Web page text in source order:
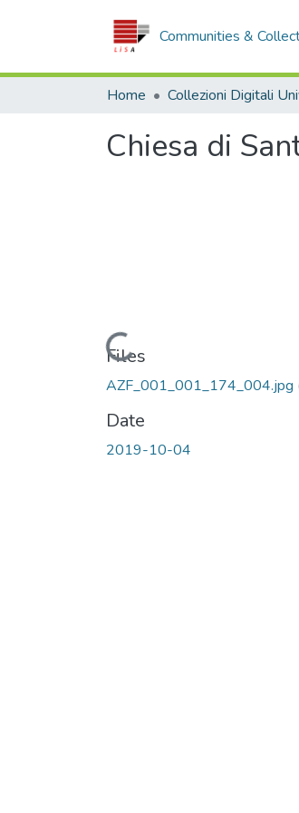
Communities &
Home
Chiesa di
Loading...
Files
AZF_001_001_174_004.jpg
Date
2019-10-04